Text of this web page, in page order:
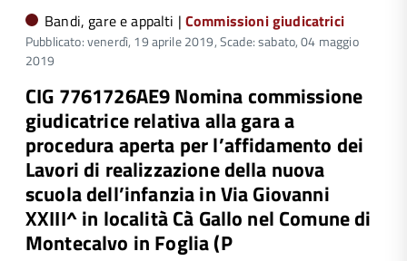
Bandi, gare e appalti |Commissioni giudicatrici
Pubblicato: venerdì, 19 aprile 2019,Scade: sabato, 04 maggio
2019
CIG 7761726AE9 Nomina commissione
giudicatrice relativa alla gara a
procedura aperta per l’affidamento dei
Lavori di realizzazione della nuova
scuola dell’infanzia in Via Giovanni
XXIII^ in località Cà Gallo nel Comune di
Montecalvo in Foglia (P